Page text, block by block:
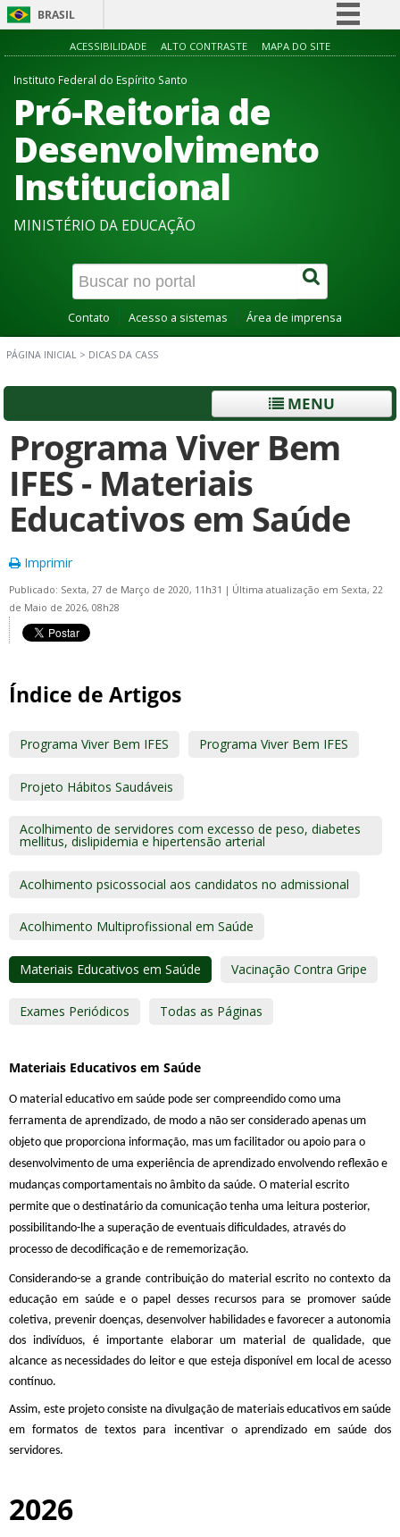
BRASIL
Simplifique!
Acesso à informação
Legislação
ACESSIBILIDADE ALTO CONTRASTE MAPA DO SITE
Instituto Federal do Espírito Santo
Pró-Reitoria de
Desenvolvimento
Institucional
MINISTÉRIO DA EDUCAÇÃO
Contato Acesso a sistemas Área de imprensa
PÁGINA INICIAL > DICAS DA CASS
MENU
Programa Viver Bem
IFES - Materiais
Educativos em Saúde
Imprimir
Publicado: Sexta, 27 de Março de 2020, 11h31 | Última atualização em Sexta, 22
de Maio de 2026, 08h28
Índice de Artigos
Programa Viver Bem IFES Programa Viver Bem IFES
Projeto Hábitos Saudáveis
Acolhimento de servidores com excesso de peso, diabetes
mellitus, dislipidemia e hipertensão arterial
Acolhimento psicossocial aos candidatos no admissional
Acolhimento Multiprofissional em Saúde
Materiais Educativos em Saúde Vacinação Contra Gripe
Exames Periódicos Todas as Páginas
Materiais Educativos em Saúde
O material educativo em saúde pode ser compreendido como uma
ferramenta de aprendizado, de modo a não ser considerado apenas um
objeto que proporciona informação, mas um facilitador ou apoio para o
desenvolvimento de uma experiência de aprendizado envolvendo reflexão e
mudanças comportamentais no âmbito da saúde. O material escrito
permite que o destinatário da comunicação tenha uma leitura posterior,
possibilitando-lhe a superação de eventuais dificuldades, através do
processo de decodificação e de rememorização.
Considerando-se a grande contribuição do material escrito no contexto da
educação em saúde e o papel desses recursos para se promover saúde
coletiva, prevenir doenças, desenvolver habilidades e favorecer a autonomia
dos indivíduos, é importante elaborar um material de qualidade, que
alcance as necessidades do leitor e que esteja disponível em local de acesso
contínuo.
Assim, este projeto consiste na divulgação de materiais educativos em saúde
em formatos de textos para incentivar o aprendizado em saúde dos
servidores.
2026